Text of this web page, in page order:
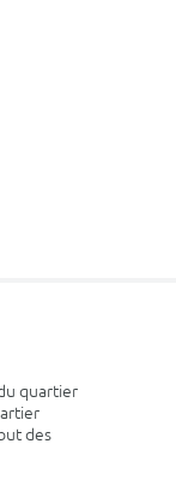
quartier
des